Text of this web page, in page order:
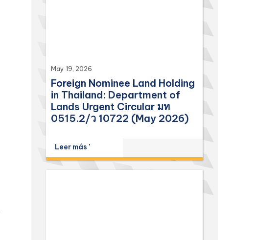
May 19, 2026
Foreign Nominee Land Holding
in Thailand: Department of
Lands Urgent Circular มท
0515.2/ว 10722 (May 2026)
Leer más '